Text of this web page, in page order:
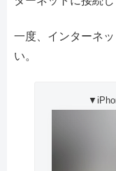
一度、インターネ
い。